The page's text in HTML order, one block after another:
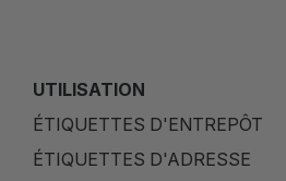
UTILISATION
ÉTIQUETTES D'ENTREPÔT
ÉTIQUETTES D'ADRESSE